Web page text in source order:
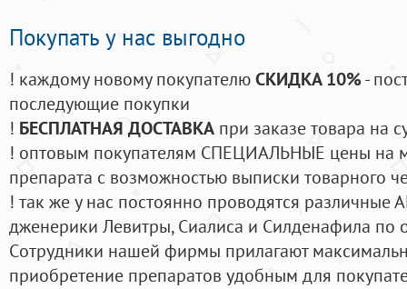
Покупать у нас выгодно
! каждому новому покупателюСКИДКА 10%-
последующие покупки
! БЕСПЛАТНАЯ ДОСТАВКА при заказе товара на
! оптовым покупателям СПЕЦИАЛЬНЫЕ цены на
препарата с возможностью выписки товарного
! так же у нас постоянно проводятся
дженерики Левитры, Сиалиса и Силденафила по
Cотрудники нашей фирмы прилагают
приобретение препаратов удобным для